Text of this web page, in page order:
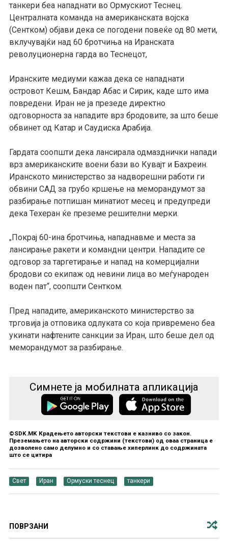
танкери беа нападнати во Ормускиот Теснец.
Централната команда на американската војска
(Сентком) објави дека се погодени повеќе од 80 мети,
вклучувајќи над 60 бротчиња на Иранската
револуционерна гарда во Теснецот,
Иранските медиуми кажаа дека се нападнати
островот Кешм, Бандар Абас и Сирик, каде што има
повредени. Иран не ја презеде директно
одговорноста за нападите врз бродовите, за што беше
обвинет од Катар и Саудиска Арабија.
Гардата соопшти дека лансирала одмазднички напади
врз американските воени бази во Кувајт и Бахреин.
Иранското министерство за надворешни работи ги
обвини САД за грубо кршење на меморандумот за
разбирање потпишан минатиот месец и предупреди
дека Техеран ќе преземе решителни мерки.
„ Покрај 60-ина бротчиња, нападнавме и места за
лансирање ракети и командни центри. Нападите се
одговор за таргетирање и напад на комерцијални
бродови со екипаж од невини лица во меѓународен
воден пат“, соопшти Сентком.
Пред нападите, американското министерство за
трговија ја отповика одлуката со која привремено беа
укинати нафтените санкции за Иран, што беше дел од
меморандумот за разбирање.
Симнете ја мобилната апликација
©SDK.MK Крадењето авторски текстови е казниво со закон.
Преземањето на авторски содржини (текстови) од оваа страница е
дозволено само делумно и со ставање хиперлинк до содржината
што се цитира
Свет Иран Ормуски теснец танкери
ПОВРЗАНИ